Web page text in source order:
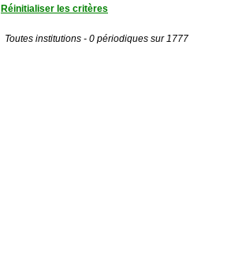
Réinitialiser les critères
Toutes institutions - 0 périodiques sur 1777